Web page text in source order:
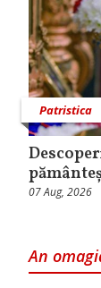
Patristica
07 Aug, 2026
An